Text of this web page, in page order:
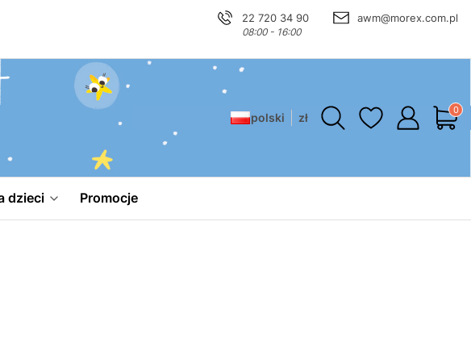
22 720 34 90
08:00 - 16:00
awm@morex.com.pl
polski zł
dzieci Promocje